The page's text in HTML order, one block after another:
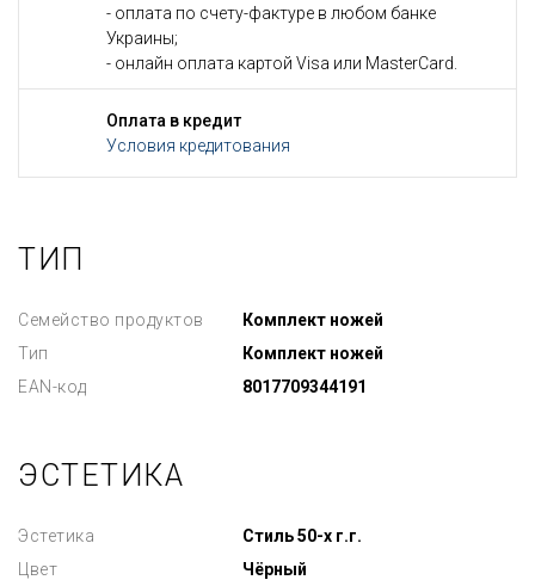
- оплата по счету-фактуре в любом банке
Украины;
- онлайн оплата картой Visa или MasterCard.
Оплата в кредит
Условия кредитования
ТИП
Семейство продуктов
Комплект ножей
Тип
Комплект ножей
EAN-код
8017709344191
ЭСТЕТИКА
Эстетика
Стиль 50-х г.г.
Цвет
Чёрный